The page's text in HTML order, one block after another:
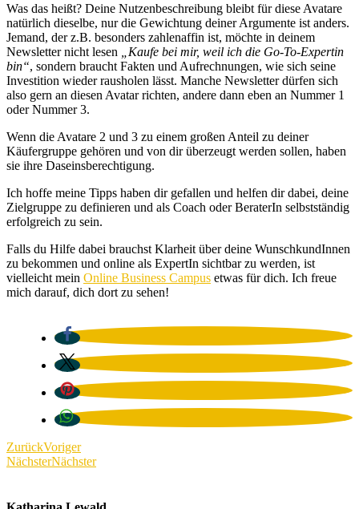
Was das heißt? Deine Nutzenbeschreibung bleibt für diese Avatare
natürlich dieselbe, nur die Gewichtung deiner Argumente ist anders.
Jemand, der z.B. besonders zahlenaffin ist, möchte in deinem
Newsletter nicht lesen
„Kaufe bei mir, weil ich die Go-To-Expertin
bin“, sondern braucht Fakten und Aufrechnungen, wie sich seine
Investition wieder rausholen lässt. Manche Newsletter dürfen sich
also gern an diesen Avatar richten, andere dann eben an Nummer 1
oder Nummer 3.
Wenn die Avatare 2 und 3 zu einem großen Anteil zu deiner
Käufergruppe gehören und von dir überzeugt werden sollen, haben
sie ihre Daseinsberechtigung.
Ich hoffe meine Tipps haben dir gefallen und helfen dir dabei, deine
Zielgruppe zu definieren und als Coach oder BeraterIn selbstständig
erfolgreich zu sein.
Falls du Hilfe dabei brauchst Klarheit über deine WunschkundInnen
zu bekommen und online als ExpertIn sichtbar zu werden, ist
vielleicht mein Online Business Campus etwas für dich. Ich freue
mich darauf, dich dort zu sehen!
ZurückVoriger
NächsterNächster